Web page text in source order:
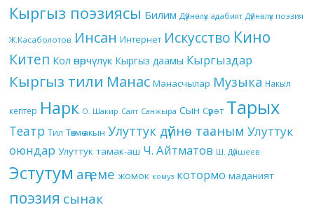
Кыргыз поэзиясы Билим Дүйнөлүк адабият Дүйнөлүк поэзия
Ж.Касаболотов Инсан Интернет Искусство Кино
Китеп Кол өнөрчүлүк Кыргыз даамы Кыргыздар
Кыргыз тили Манас Манасчылар Музыка Накыл
кептер Нарк О. Шакир Салт Санжыра Сын Сүрөт Тарых
Театр Тил Төкмө акын Улуттук дүйнө тааным Улуттук
оюндар Улуттук тамак-аш Ч. Айтматов Ш. Дүйшеев
Эстутум аңгеме жомок комуз котормо маданият
поэзия сынак